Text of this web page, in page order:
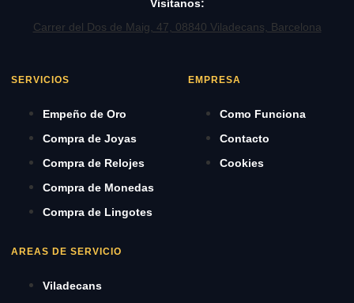
Visítanos:
Carrer del Dos de Maig, 47, 08840 Viladecans, Barcelona
SERVICIOS
Empeño de Oro
Compra de Joyas
Compra de Relojes
Compra de Monedas
Compra de Lingotes
EMPRESA
Como Funciona
Contacto
Cookies
AREAS DE SERVICIO
Viladecans